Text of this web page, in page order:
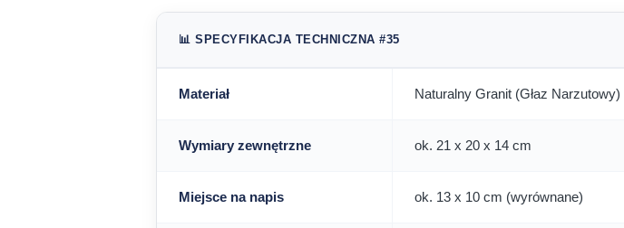
📊 SPECYFIKACJA TECHNICZNA #35
Materiał Naturalny Granit (Głaz Narzutowy)
Wymiary zewnętrzne ok. 21 x 20 x 14 cm
Miejsce na napis ok. 13 x 10 cm (wyrównane)